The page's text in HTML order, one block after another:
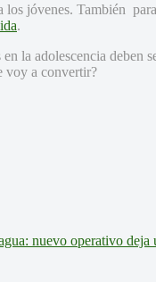
los jóvenes. También
.
la adolescencia deben
voy a convertir?